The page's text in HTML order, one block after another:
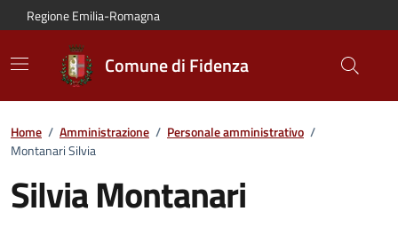
Vai al contenuto principale
Vai alla navigazione del sito
Vai al piede di pagina
Regione Emilia-Romagna
Comune di Fidenza
Home / Amministrazione / Personale amministrativo /
Montanari Silvia
Silvia Montanari